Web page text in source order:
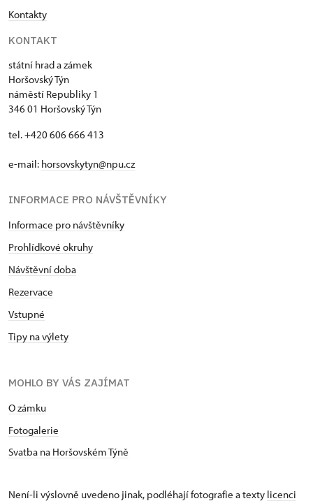
Kontakty
KONTAKT
státní hrad a zámek
Horšovský Týn
náměstí Republiky 1
346 01 Horšovský Týn
tel. +420 606 666 413
e-mail: horsovskytyn@npu.cz
INFORMACE PRO NÁVŠTĚVNÍKY
Informace pro návštěvníky
Prohlídkové okruhy
Návštěvní doba
Rezervace
Vstupné
Tipy na výlety
MOHLO BY VÁS ZAJÍMAT
O zámku
Fotogalerie
Svatba na Horšovském Týně
Není-li výslovně uvedeno jinak, podléhají fotografie a texty licenci